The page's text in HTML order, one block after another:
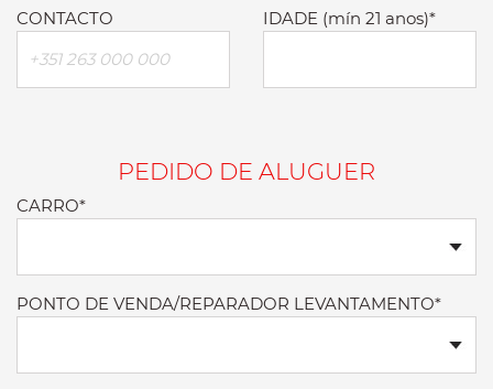
CONTACTO IDADE (mín 21 anos)*
PEDIDO DE ALUGUER
CARRO*
PONTO DE VENDA/REPARADOR LEVANTAMENTO*